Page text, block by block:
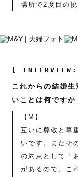
場所で2度目の
[
これからの結婚
いことは何ですか
【M】
互いに尊敬と尊
いです。またそ
の約束として「
があるので、こ